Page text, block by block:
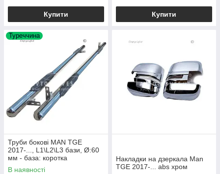
Купити Купити
Туреччина
Труби бокові MAN TGE
2017-..., L1\L2\L3 бази, Ø:60
мм - база: коротка
В наявності
Накладки на дзеркала Man
TGE 2017-... abs хром